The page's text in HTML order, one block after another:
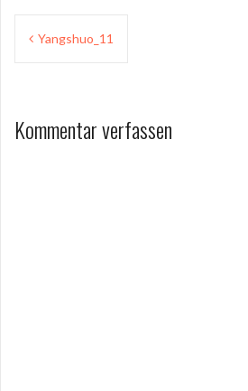
Beitragsnavigation
Yangshuo_11
Kommentar verfassen